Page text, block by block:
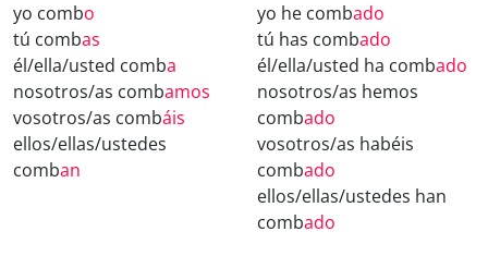
yo combo
tú combas
él/ella/usted comba
nosotros/as combamos
vosotros/as combáis
ellos/ellas/ustedes
comban
yo he combado
tú has combado
él/ella/usted ha combado
nosotros/as hemos
combado
vosotros/as habéis
combado
ellos/ellas/ustedes han
combado